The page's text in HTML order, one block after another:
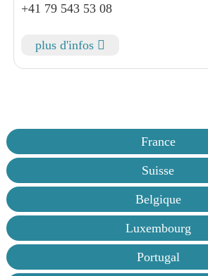
+41 79 543 53 08
plus d'infos
France
Suisse
Belgique
Luxembourg
Portugal